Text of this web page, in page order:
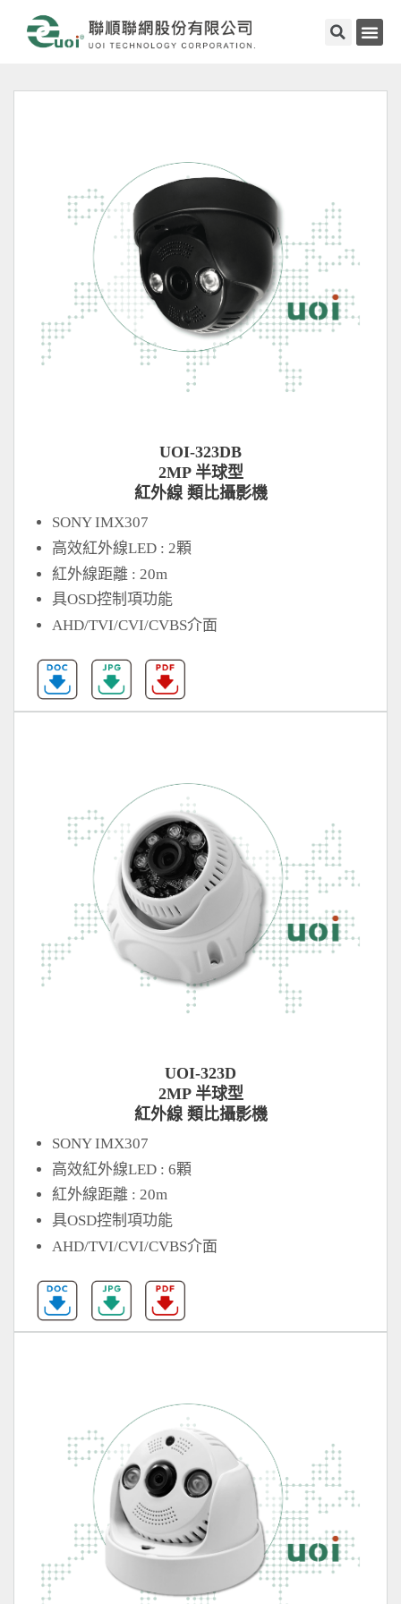
UOI-323DB
2MP 半球型
紅外線 類比攝影機
SONY IMX307
高效紅外線LED : 2顆
紅外線距離 : 20m
具OSD控制項功能
AHD/TVI/CVI/CVBS介面
UOI-323D
2MP 半球型
紅外線 類比攝影機
SONY IMX307
高效紅外線LED : 6顆
紅外線距離 : 20m
具OSD控制項功能
AHD/TVI/CVI/CVBS介面